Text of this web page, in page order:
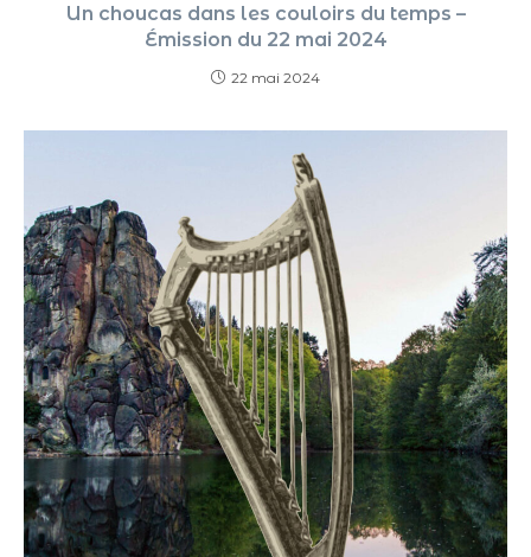
Un choucas dans les couloirs du temps –
Émission du 22 mai 2024
22 mai 2024